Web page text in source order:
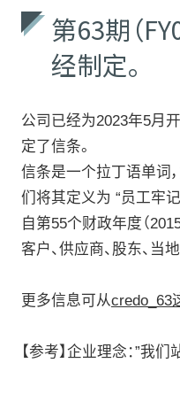
支持/咨询
消息
个人信息保护政策
第63期（
经制定。
公司已经为2023年5月
定了信条。
信条是一个拉丁语单词，
们将其定义为 “员工牢
自第55个财政年度（
客户、供应商、股东、当
更多信息可从credo_63
【参考】企业理念：”我们